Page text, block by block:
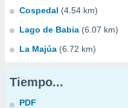
Cospedal (4.54 km)
Lago de Babia (6.07 km)
La Majúa (6.72 km)
Tiempo...
PDF